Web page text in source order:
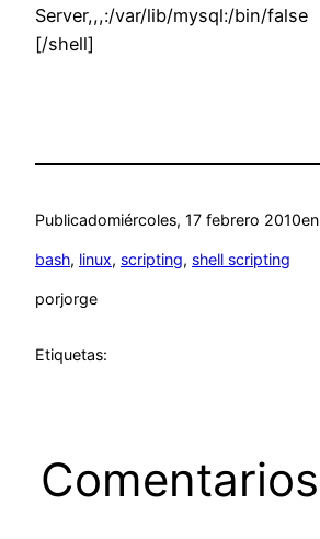
Server,,,:/var/lib/mysql:/bin/false
[/shell]
Publicadomiércoles, 17 febrero 2010en
bash, linux, scripting, shell scripting
porjorge
Etiquetas:
Comentarios